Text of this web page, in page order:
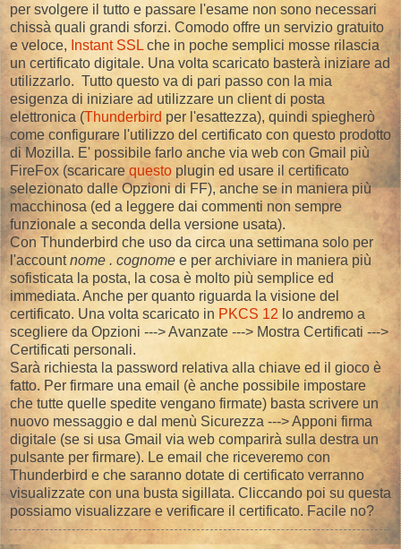
per svolgere il tutto e passare l'esame non sono necessari
chissà quali grandi sforzi. Comodo offre un servizio gratuito
e veloce, Instant SSL che in poche semplici mosse rilascia
un certificato digitale. Una volta scaricato basterà iniziare ad
utilizzarlo. Tutto questo va di pari passo con la mia
esigenza di iniziare ad utilizzare un client di posta
elettronica (Thunderbird per l'esattezza), quindi spiegherò
come configurare l'utilizzo del certificato con questo prodotto
di Mozilla. E' possibile farlo anche via web con Gmail più
FireFox (scaricare questo plugin ed usare il certificato
selezionato dalle Opzioni di FF), anche se in maniera più
macchinosa (ed a leggere dai commenti non sempre
funzionale a seconda della versione usata).
Con Thunderbird che uso da circa una settimana solo per
l'accountnome . cognome e per archiviare in maniera più
sofisticata la posta, la cosa è molto più semplice ed
immediata. Anche per quanto riguarda la visione del
certificato. Una volta scaricato in PKCS 12 lo andremo a
scegliere da Opzioni ---> Avanzate ---> Mostra Certificati --->
Certificati personali.
Sarà richiesta la password relativa alla chiave ed il gioco è
fatto. Per firmare una email (è anche possibile impostare
che tutte quelle spedite vengano firmate) basta scrivere un
nuovo messaggio e dal menù Sicurezza ---> Apponi firma
digitale (se si usa Gmail via web comparirà sulla destra un
pulsante per firmare). Le email che riceveremo con
Thunderbird e che saranno dotate di certificato verranno
visualizzate con una busta sigillata. Cliccando poi su questa
possiamo visualizzare e verificare il certificato. Facile no?